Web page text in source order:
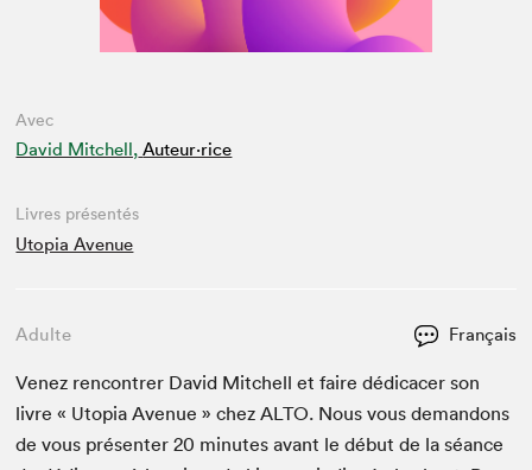
Avec
David Mitchell, Auteur·rice
Livres présentés
Utopia Avenue
Adulte Français
Venez ren­con­tr­er David Mitchell et faire dédi­cac­er son
livre « Utopia Avenue » chezALTO. Nous vous deman­dons
de vous présen­ter20 min­utes avant le début de la séance